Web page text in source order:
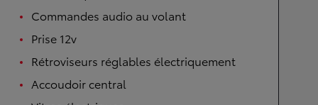
Commandes audio au volant
Prise 12v
Rétroviseurs réglables électriquement
Accoudoir central